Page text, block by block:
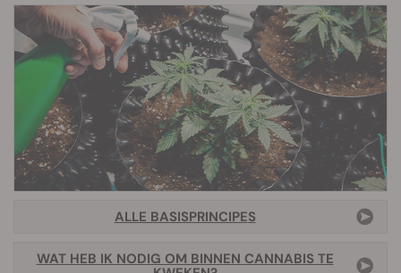
ALLE BASISPRINCIPES
WAT HEB IK NODIG OM BINNEN CANNABIS TE